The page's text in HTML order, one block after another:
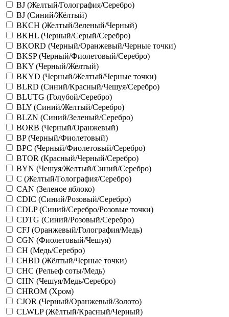
BJ (Желтый/Голография/Серебро)
BJ (Синий/Жёлтый)
BKCH (Желтый/Зеленый/Черный)
BKHL (Черный/Серый/Серебро)
BKORD (Черный/Оранжевый/Черные точки)
BKSP (Черный/Фиолетовый/Серебро)
BKY (Черный/Желтый)
BKYD (Черный/Желтый/Черные точки)
BLRD (Синий/Красный/Чешуя/Серебро)
BLUTG (Голубой/Серебро)
BLY (Синий/Желтый/Серебро)
BLZN (Синий/Зеленый/Серебро)
BORB (Черный/Оранжевый)
BP (Черный/Фиолетовый)
BPC (Черный/Фиолетовый/Серебро)
BTOR (Красный/Черный/Серебро)
BYN (Чешуя/Желтый/Синий/Серебро)
C (Желтый/Голография/Серебро)
CAN (Зеленое яблоко)
CDIC (Синий/Розовый/Серебро)
CDLP (Синий/Серебро/Розовые точки)
CDTG (Синий/Розовый/Серебро)
CFJ (Оранжевый/Голография/Медь)
CGN (Фиолетовый/Чешуя)
CH (Медь/Серебро)
CHBD (Жёлтый/Черные точки)
CHC (Рельеф соты/Медь)
CHN (Чешуя/Медь/Серебро)
CHROM (Хром)
CJOR (Черный/Оранжевый/Золото)
CLWLP (Жёлтый/Красный/Черный)